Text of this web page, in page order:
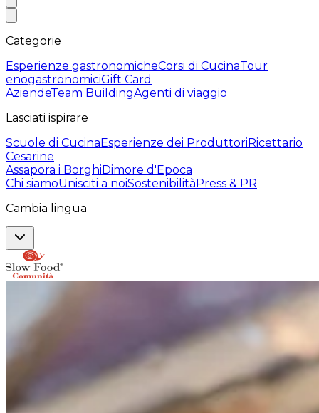
Categorie
Esperienze gastronomicheCorsi di CucinaTour
enogastronomiciGift Card
AziendeTeam BuildingAgenti di viaggio
Lasciati ispirare
Scuole di CucinaEsperienze dei ProduttoriRicettario
Cesarine
Assapora i BorghiDimore d'Epoca
Chi siamoUnisciti a noiSostenibilitàPress & PR
Cambia lingua